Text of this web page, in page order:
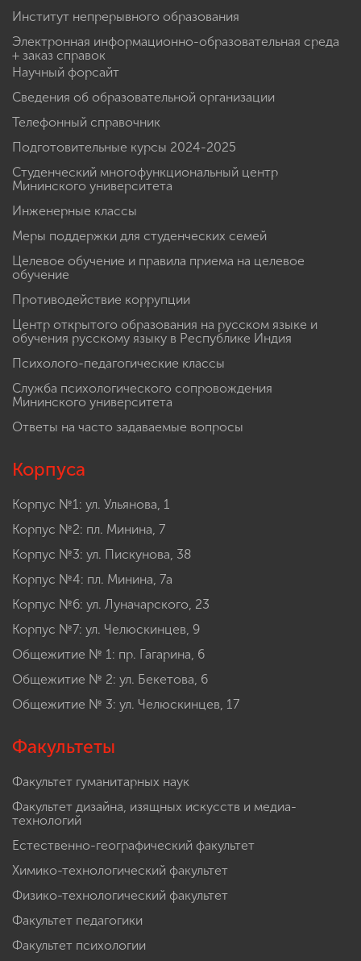
Институт непрерывного образования
Электронная информационно-образовательная среда
+ заказ справок
Научный форсайт
Сведения об образовательной организации
Телефонный справочник
Подготовительные курсы 2024-2025
Студенческий многофункциональный центр
Мининского университета
Инженерные классы
Меры поддержки для студенческих семей
Целевое обучение и правила приема на целевое
обучение
Противодействие коррупции
Центр открытого образования на русском языке и
обучения русскому языку в Республике Индия
Психолого-педагогические классы
Служба психологического сопровождения
Мининского университета
Ответы на часто задаваемые вопросы
Корпуса
Корпус №1: ул. Ульянова, 1
Корпус №2: пл. Минина, 7
Корпус №3: ул. Пискунова, 38
Корпус №4: пл. Минина, 7а
Корпус №6: ул. Луначарского, 23
Корпус №7: ул. Челюскинцев, 9
Общежитие № 1: пр. Гагарина, 6
Общежитие № 2: ул. Бекетова, 6
Общежитие № 3: ул. Челюскинцев, 17
Факультеты
Факультет гуманитарных наук
Факультет дизайна, изящных искусств и медиа-
технологий
Естественно-географический факультет
Химико-технологический факультет
Физико-технологический факультет
Факультет педагогики
Факультет психологии